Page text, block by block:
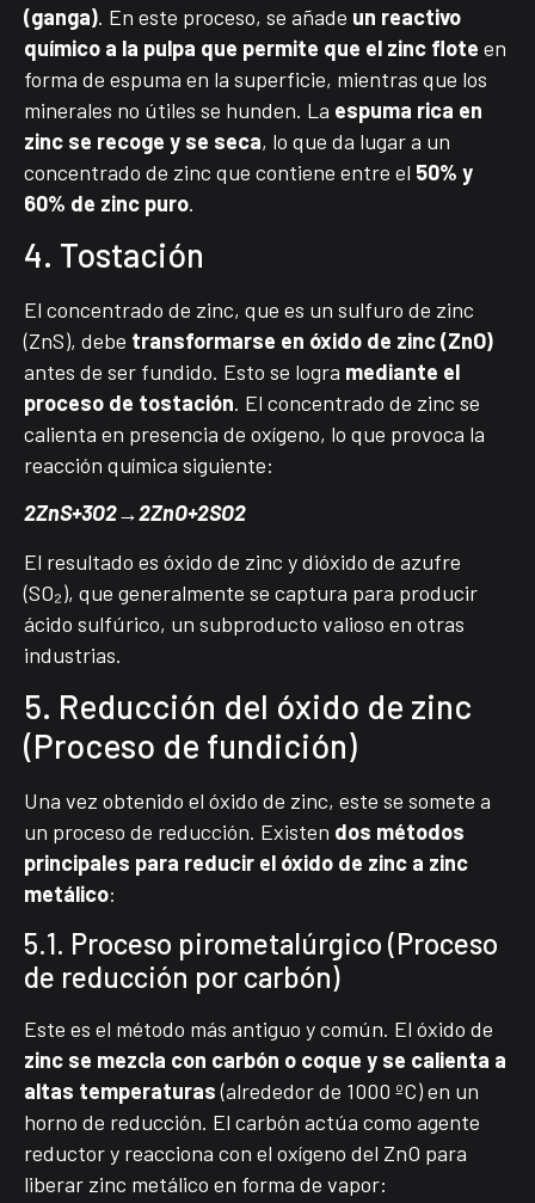
(ganga). En este proceso, se añade un reactivo
químico a la pulpa que permite que el zinc flote en
forma de espuma en la superficie, mientras que los
minerales no útiles se hunden. La espuma rica en
zinc se recoge y se seca, lo que da lugar a un
concentrado de zinc que contiene entre el 50% y
60% de zinc puro.
4. Tostación
El concentrado de zinc, que es un sulfuro de zinc
(ZnS), debe transformarse en óxido de zinc (ZnO)
antes de ser fundido. Esto se logra mediante el
proceso de tostación. El concentrado de zinc se
calienta en presencia de oxígeno, lo que provoca la
reacción química siguiente:
2ZnS+3O2​→2ZnO+2SO2​
El resultado es óxido de zinc y dióxido de azufre
(SO₂), que generalmente se captura para producir
ácido sulfúrico, un subproducto valioso en otras
industrias.
5. Reducción del óxido de zinc
(Proceso de fundición)
Una vez obtenido el óxido de zinc, este se somete a
un proceso de reducción. Existen dos métodos
principales para reducir el óxido de zinc a zinc
metálico:
5.1. Proceso pirometalúrgico (Proceso
de reducción por carbón)
Este es el método más antiguo y común. El óxido de
zinc se mezcla con carbón o coque y se calienta a
altas temperaturas(alrededor de 1000 ºC) en un
horno de reducción. El carbón actúa como agente
reductor y reacciona con el oxígeno del ZnO para
liberar zinc metálico en forma de vapor: